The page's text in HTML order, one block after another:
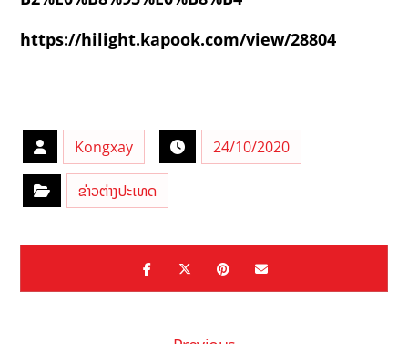
https://hilight.kapook.com/view/28804
Kongxay 24/10/2020
ຂ່າວຕ່າງປະເທດ